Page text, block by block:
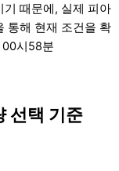
기 때문에, 실제 피아
통해 현재 조건을 확
시58분
선택 기준